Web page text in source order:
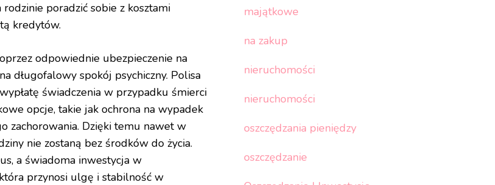
poradzić sobie z kosztami
kredytów.
odpowiednie ubezpieczenie na
długofalowy spokój psychiczny. Polisa
świadczenia w przypadku śmierci
opcje, takie jak ochrona na wypadek
zachorowania. Dzięki temu nawet w
nie zostaną bez środków do życia.
a świadoma inwestycja w
przynosi ulgę i stabilność w
majątkowe
na zakup
nieruchomości
nieruchomości
oszczędzania pieniędzy
oszczędzanie